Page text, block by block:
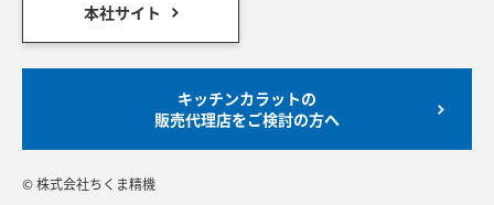
本社サイト
キッチンカラットの
販売代理店をご検討の方へ
© 株式会社ちくま精機